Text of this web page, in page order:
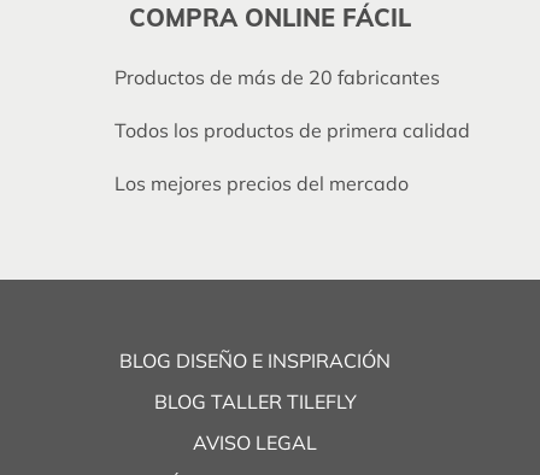
COMPRA ONLINE FÁCIL
Productos de más de 20 fabricantes
Todos los productos de primera calidad
Los mejores precios del mercado
BLOG DISEÑO E INSPIRACIÓN
BLOG TALLER TILEFLY
AVISO LEGAL